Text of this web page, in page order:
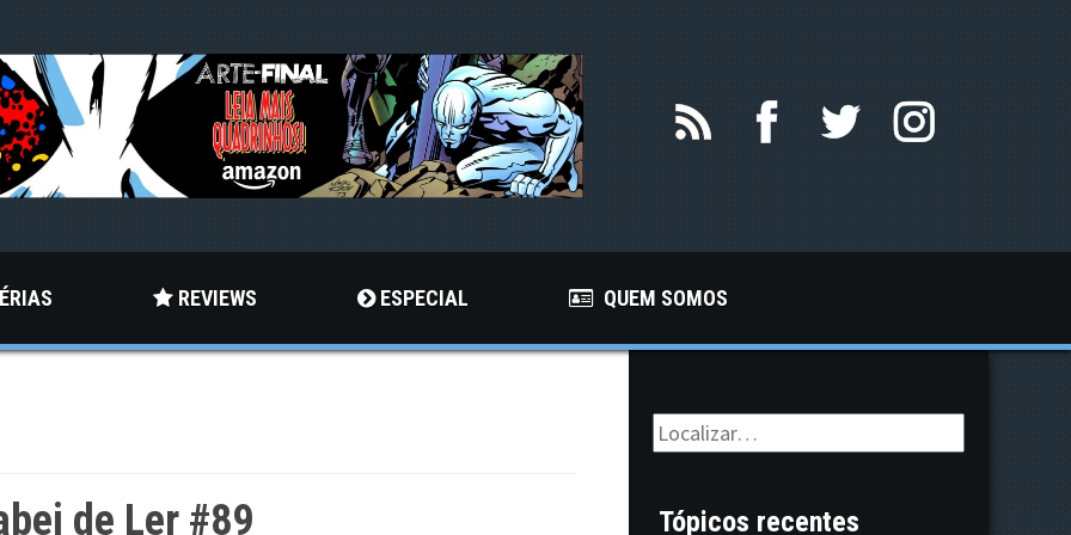
REVIEWS ESPECIAL QUEM SOMOS
de Ler #89
Tópicos recentes